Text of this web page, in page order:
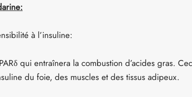
à l’insuline:
qui entraînera la combustion d’acides gras.
du foie, des muscles et des tissus adipeux.